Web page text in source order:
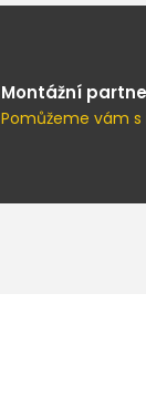
Montážní
Pomůžeme vám